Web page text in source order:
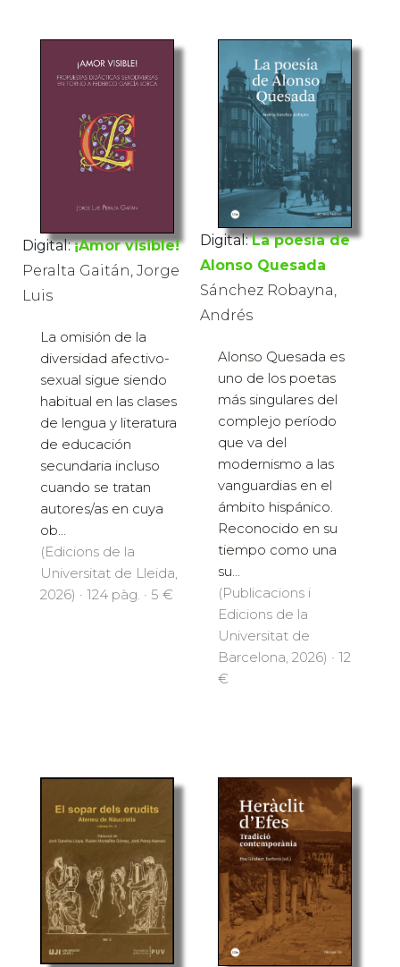
Digital: ¡Amor visible!
Peralta Gaitán, Jorge
Luis
La omisión de la
diversidad afectivo-
sexual sigue siendo
habitual en las clases
de lengua y literatura
de educación
secundaria incluso
cuando se tratan
autores/as en cuya
ob...
(Edicions de la
Universitat de Lleida,
2026) · 124 pàg. · 5 €
Digital: La poesía de
Alonso Quesada
Sánchez Robayna,
Andrés
Alonso Quesada es
uno de los poetas
más singulares del
complejo período
que va del
modernismo a las
vanguardias en el
ámbito hispánico.
Reconocido en su
tiempo como una
su...
(Publicacions i
Edicions de la
Universitat de
Barcelona, 2026) · 12
€